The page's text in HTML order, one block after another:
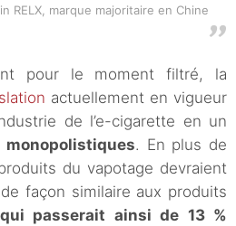
RELX, marque majoritaire en Chine
pour le moment filtré, la
actuellement en vigueur
de l’e-cigarette en un
. En plus de
du vapotage devraient
façon similaire aux produits
passerait ainsi de 13 %